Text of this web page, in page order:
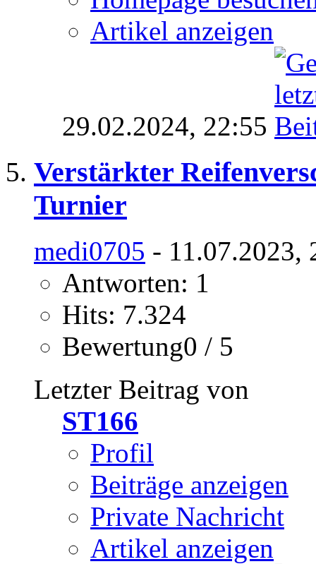
Artikel anzeigen
29.02.2024, 22:55
Verstärkter
Turnier
medi0705 - 11.07.2023,
Antworten: 1
Hits: 7.324
Bewertung0 / 5
Letzter Beitrag von
ST166
Profil
Beiträge anzeigen
Private Nachricht
Artikel anzeigen